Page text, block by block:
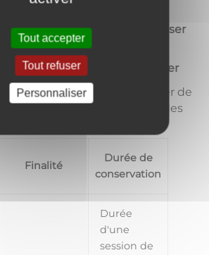
les cookies, leur
et les moyens de s'y opposer
au site pour fonctionner
au site de fonctionner de
et ils ne sont pas utilisés à des
Finalité
Durée de
conservation
Durée
d'une
session de
Tout accepter
Tout refuser
Personnaliser